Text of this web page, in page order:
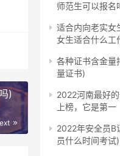
)
师范生可以报名
适合内向老实女
女生适合什么工
各种证书含金量
量证书)
2022河南最好
上榜，它是第一
2022年安全员B
员什么时间考试)